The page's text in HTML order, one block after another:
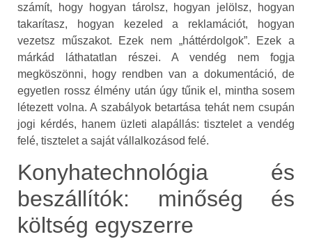
számít, hogy hogyan tárolsz, hogyan jelölsz, hogyan
takarítasz, hogyan kezeled a reklamációt, hogyan
vezetsz műszakot. Ezek nem „háttérdolgok”. Ezek a
márkád láthatatlan részei. A vendég nem fogja
megköszönni, hogy rendben van a dokumentáció, de
egyetlen rossz élmény után úgy tűnik el, mintha sosem
létezett volna. A szabályok betartása tehát nem csupán
jogi kérdés, hanem üzleti alapállás: tisztelet a vendég
felé, tisztelet a saját vállalkozásod felé.
Konyhatechnológia és
beszállítók: minőség és
költség egyszerre